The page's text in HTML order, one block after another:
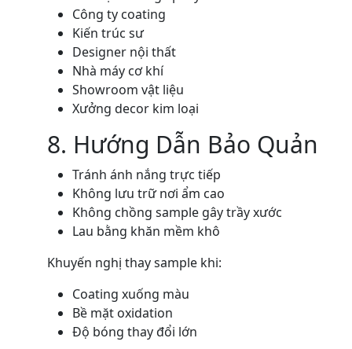
Công ty coating
Kiến trúc sư
Designer nội thất
Nhà máy cơ khí
Showroom vật liệu
Xưởng decor kim loại
8. Hướng Dẫn Bảo Quản
Tránh ánh nắng trực tiếp
Không lưu trữ nơi ẩm cao
Không chồng sample gây trầy xước
Lau bằng khăn mềm khô
Khuyến nghị thay sample khi:
Coating xuống màu
Bề mặt oxidation
Độ bóng thay đổi lớn